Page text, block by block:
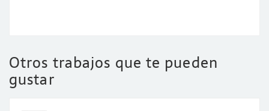
Otros trabajos que te pueden
gustar